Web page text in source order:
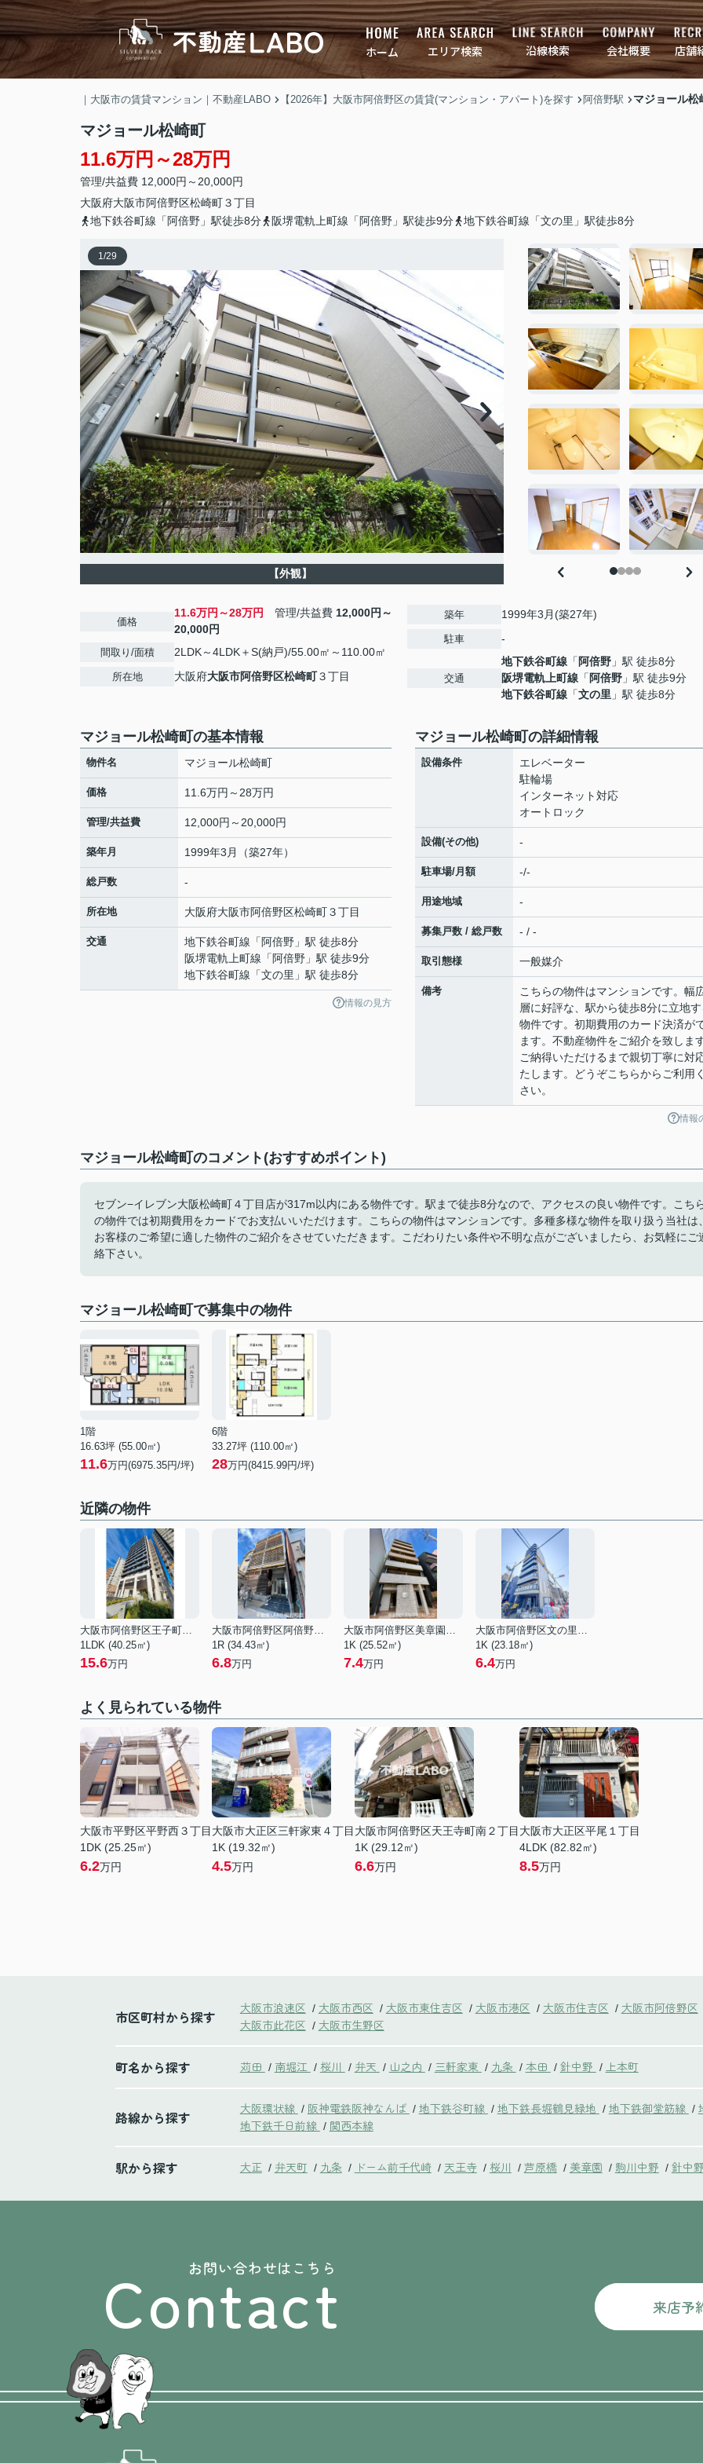
ホーム エリア検索 沿線検索 会社概要 店舗
｜大阪市の賃貸マンション｜不動産LABO 【2026年】大阪市阿倍野区の賃貸(マンション・アパート)を探す 阿倍野駅 マジョール松
マジョール松崎町
11.6万円～28万円
管理/共益費 12,000円～20,000円
大阪府大阪市阿倍野区松崎町３丁目
地下鉄谷町線「阿倍野」駅徒歩8分
阪堺電軌上町線「阿倍野」駅徒歩9分 地下鉄谷町線「文の里」駅徒歩8分
1/29
【外観】
価格
11.6万円～28万円 管理/共益費 12,000円～
20,000円
間取り/面積 2LDK～4LDK＋S(納戸)/55.00㎡～110.00㎡
所在地 大阪府大阪市阿倍野区松崎町３丁目
築年 1999年3月(築27年)
駐車 -
交通
地下鉄谷町線 「 阿倍野 」駅 徒歩8分
阪堺電軌上町線 「 阿倍野 」駅 徒歩9分
地下鉄谷町線 「文の里 」駅 徒歩8分
マジョール松崎町の基本情報
物件名 マジョール松崎町
価格 11.6万円～28万円
管理/共益費 12,000円～20,000円
築年月 1999年3月（築27年）
総戸数 -
所在地 大阪府大阪市阿倍野区松崎町３丁目
交通 地下鉄谷町線 「 阿倍野 」駅 徒歩8分
阪堺電軌上町線 「 阿倍野 」駅 徒歩9分
地下鉄谷町線 「文の里 」駅 徒歩8分
情報の見方
マジョール松崎町の詳細情報
設備条件
エレベーター
駐輪場
インターネット対応
オートロック
設備(その他) -
駐車場/月額 -/-
用途地域 -
募集戸数 / 総戸数 - / -
取引態様 一般媒介
備考
こちらの物件はマンションです。幅
層に好評な、駅から徒歩8分に立地す
物件です。初期費用のカード決済が
ます。不動産物件をご紹介を致します
ご納得いただけるまで親切丁寧に対
たします。どうぞこちらからご利用
さい。
情報
マジョール松崎町のコメント(おすすめポイント)
セブン−イレブン大阪松崎町４丁目店が317m以内にある物件です。駅まで徒歩8分なので、アクセスの良い物件です。こち
の物件では初期費用をカードでお支払いいただけます。こちらの物件はマンションです。多種多様な物件を取り扱う当社は、
お客様のご希望に適した物件のご紹介をさせていただきます。こだわりたい条件や不明な点がございましたら、お気軽にご
絡下さい。
マジョール松崎町で募集中の物件
1階
16.63坪 (55.00㎡)
11.6万円(6975.35円/坪)
6階
33.27坪 (110.00㎡)
28万円(8415.99円/坪)
近隣の物件
大阪市阿倍野区王子町１丁目
1LDK (40.25㎡)
15.6万円
大阪市阿倍野区阿倍野筋４丁目
1R (34.43㎡)
6.8万円
大阪市阿倍野区美章園２丁目
1K (25.52㎡)
7.4万円
大阪市阿倍野区文の里４丁目
1K (23.18㎡)
6.4万円
よく見られている物件
大阪市平野区平野西３丁目
1DK (25.25㎡)
6.2万円
大阪市大正区三軒家東４丁目
1K (19.32㎡)
4.5万円
大阪市阿倍野区天王寺町南２丁目
1K (29.12㎡)
6.6万円
大阪市大正区平尾１丁目
4LDK (82.82㎡)
8.5万円
市区町村から探す 大阪市浪速区 / 大阪市西区 / 大阪市東住吉区 / 大阪市港区 / 大阪市住吉区 / 大阪市阿倍野区
大阪市此花区 / 大阪市生野区
町名から探す 苅田 / 南堀江 / 桜川 / 弁天 / 山之内 / 三軒家東 / 九条 / 本田 / 針中野 / 上本町
路線から探す 大阪環状線 / 阪神電鉄阪神なんば / 地下鉄谷町線 / 地下鉄長堀鶴見緑地 / 地下鉄御堂筋線 /
地下鉄千日前線 / 関西本線
駅から探す 大正 / 弁天町 / 九条 / ドーム前千代崎 / 天王寺 / 桜川 / 芦原橋 / 美章園 / 駒川中野 / 針中野
お問い合わせはこちら
Contact 来店予